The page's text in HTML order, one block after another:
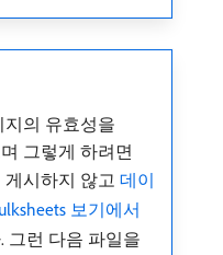
의 유효성을
그렇게 하려면
시하지 않고 데이
보기에서
그런 다음 파일을